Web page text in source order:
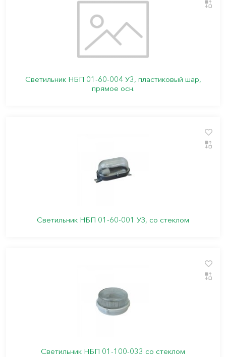
Светильник НБП 01-60-004 У3, пластиковый шар,
прямое осн.
Светильник НБП 01-60-001 УЗ, со стеклом
Светильник НБП 01-100-033 со стеклом